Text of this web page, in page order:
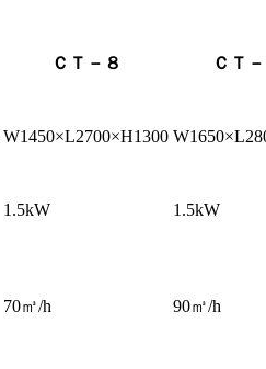
ＣＴ－８ ＣＴ
W1450×L2700×H1300
1.5kW 1.5kW
70㎥/h 90㎥/h